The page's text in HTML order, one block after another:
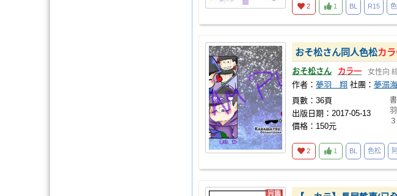
2 1 BL R15
おそ松さん同人色松カ
おそ松さん カラ一 女性向
作者： 夢羽 翔 社團： 夢溺
頁數：36頁
出版日期：2017-05-13
價格：150元
2 1 BL 色松